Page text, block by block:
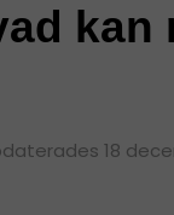
kan
18